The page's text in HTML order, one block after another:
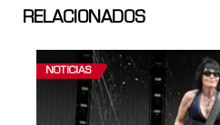
RELACIONADOS
NOTICIAS